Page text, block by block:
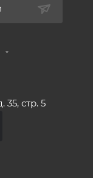
35, стр. 5